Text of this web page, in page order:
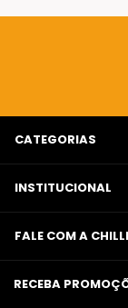
CATEGORIAS
INSTITUCIONAL
FALE COM A
RECEBA